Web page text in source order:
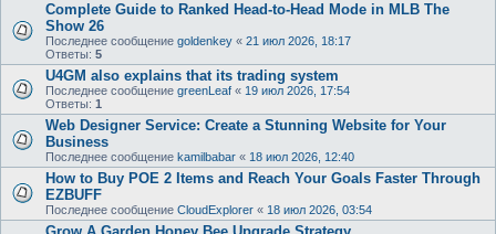
Complete Guide to Ranked Head-to-Head Mode in MLB The
Show 26
Последнее сообщение goldenkey « 21 июл 2026, 18:17
Ответы: 5
U4GM also explains that its trading system
Последнее сообщение greenLeaf « 19 июл 2026, 17:54
Ответы: 1
Web Designer Service: Create a Stunning Website for Your
Business
Последнее сообщение kamilbabar « 18 июл 2026, 12:40
How to Buy POE 2 Items and Reach Your Goals Faster Through
EZBUFF
Последнее сообщение CloudExplorer « 18 июл 2026, 03:54